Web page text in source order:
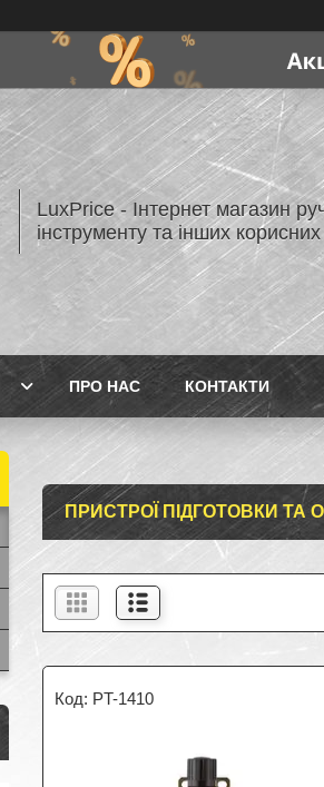
LuxPrice - Інтернет магазин
інструменту та інших корисних
ПРО НАС КОНТАКТИ
ПРИСТРОЇ ПІДГОТОВКИ ТА
PT-1410